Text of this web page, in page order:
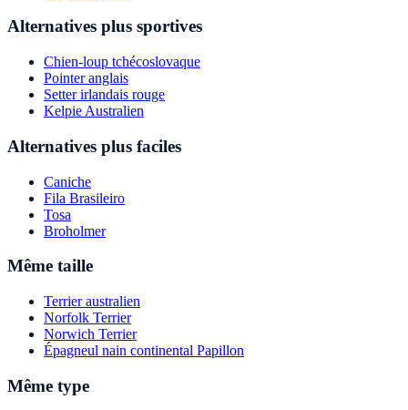
Alternatives plus sportives
Chien-loup tchécoslovaque
Pointer anglais
Setter irlandais rouge
Kelpie Australien
Alternatives plus faciles
Caniche
Fila Brasileiro
Tosa
Broholmer
Même taille
Terrier australien
Norfolk Terrier
Norwich Terrier
Épagneul nain continental Papillon
Même type